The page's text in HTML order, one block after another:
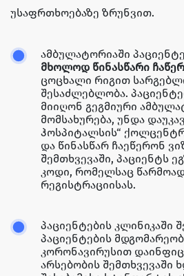
უსაფრთხოებაზე ზრუნვით.
ამბულატორიაში
მხოლოდ წინასწარი
ცოცხალი რიგით
შესაძლებლობა.
მიიღონ გეგმიური
მომსახურება, უნდა
ჰოსპიტალსის“
და წინასწარ ჩაეწერონ
შემთხვევაში, პაციენტს
კოდი, რომელსაც
რეგისტრაციისას.
პაციენტების კლინიკაში
პაციენტების
კორონავირუსით
არსებობის შემთხვევაში